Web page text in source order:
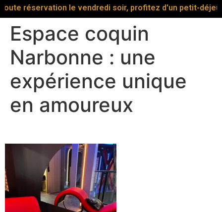
le vendredi soir, profitez d'un petit-déjeuner
Espace coquin
Narbonne : une
expérience unique
en amoureux